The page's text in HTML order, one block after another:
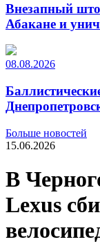
Внезапный
Абакане и
08.08.2026
Больше новостей
15.06.2026
В
Lexus